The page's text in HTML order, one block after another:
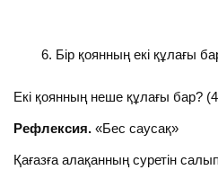
Бір қоянның екі құлағы
Екі қоянның неше құлағы бар?
Рефлексия. «Бес саусақ»
Қағазға алақанның суретін